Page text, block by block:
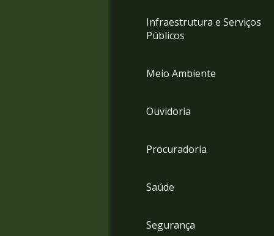
Infraestrutura e Serviços
Públicos
Meio Ambiente
Ouvidoria
Procuradoria
Saúde
Segurança